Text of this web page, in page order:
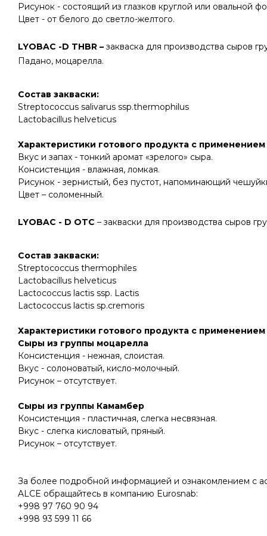
Рисунок - состоящий из глазков круглой или овальной
Цвет - от белого до светло-желтого.
LYOBAC -D THBR – закваска для производства сыров
Падано, моцарелла.
Состав закваски:
Streptococcus salivarus ssp.thermophilus
Lactobacillus helveticus
Характеристики готового продукта с
Вкус и запах - тонкий аромат «зрелого» сыра.
Консистенция - влажная, ломкая.
Рисунок - зернистый, без пустот, напоминающий
Цвет – соломенный.
LYOBAC - D OTC – закваски для производства сыров
Состав закваски:
Streptococcus thermophiles
Lactobacillus helveticus
Lactococcus lactis ssp. Lactis
Lactococcus lactis sp.cremoris
Характеристики готового продукта с применением
Сыры из группы моцарелла
Консистенция - нежная, слоистая.
Вкус - солоноватый, кисло-молочный.
Рисунок – отсутствует.
Сыры из группы Камамбер
Консистенция - пластичная, слегка несвязная.
Вкус - слегка кисловатый, пряный.
Рисунок – отсутствует.
За более подробной информацией и ознакомлением с
ALCE обращайтесь в компанию Eurosnab:
+998 97 760 90 94
+998 93 599 11 66